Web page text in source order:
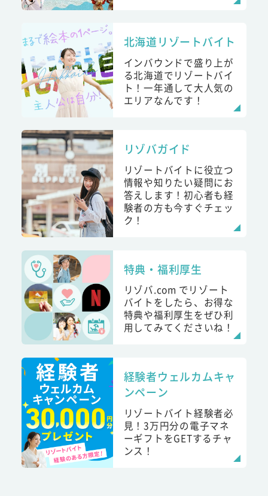
北海道リゾートバイト
インバウンドで盛り上が
る北海道でリゾートバイ
ト！一年通して大人気の
エリアなんです！
リゾバガイド
リゾートバイトに役立つ
情報や知りたい疑問にお
答えします！初心者も経
験者の方も今すぐチェッ
ク！
特典・福利厚生
リゾバ.com でリゾート
バイトをしたら、お得な
特典や福利厚生をぜひ利
用してみてくださいね！
経験者ウェルカムキャ
ンペーン
リゾートバイト経験者必
見！3万円分の電子マネ
ーギフトをGETするチャ
ンス！